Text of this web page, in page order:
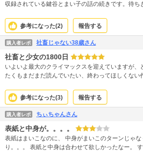
収録されている鍵谷とまい子の話の続きです。待ち
の感じも伝わって最高です。服の色はキャラクター
っているので、単行本にも表紙のカラーが入ってほ
も、スカートが案外派手な色でかわいい！ 週刊誌は、目的以外の作品もいろい
ろ読むことができて、新たな作品と出会うきっかけ
参考になった(2) 報告する
購入者レポ 社畜じゃない38歳さん
社畜と少女の1800日
いよいよ最大のクライマックスを迎えていますが、
たくもまだまだ読んでいたい、終わってほしくない
みんな幸せになって欲しいですが、緩やかなハッ
しそうな展開です。 東根さんはもちろんですが、優
末になって欲しくないです。どうかこの子には幸せ
君も素晴らしい青年ですが、彼女にとって一番満た
しかいないでしょう。 どうか悲劇のラストで終わり
参考になった(3) 報告する
購入者レポ ちぃちゃんさん
表紙と中身が。。。。
表紙はまいこなのに、 中身がまいこのターンじゃ
り。。。 表紙と中身は合わせて欲しかったなー。